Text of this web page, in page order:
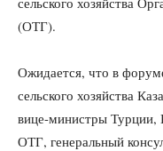
(ОТГ).
Ожидается, что в
сельского хозяйства
вице-министры Турции,
ОТГ, генеральный